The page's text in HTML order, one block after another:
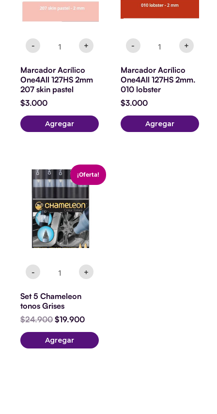
-
skin
pastel
cantidad
+
Marcador Acrílico
One4All 127HS 2mm
207 skin pastel
$3.000
Agregar
-
lobster
+
Marcador Acrílico
One4All 127HS 2mm.
010 lobster
$3.000
Agregar
¡Oferta!
-
Set
5
Chameleon
Grises
cantidad
+
Set 5 Chameleon
tonos Grises
$24.900
El
precio
original
era:
$24.900.
$19.900
precio
actual
es:
$19.900.
Agregar